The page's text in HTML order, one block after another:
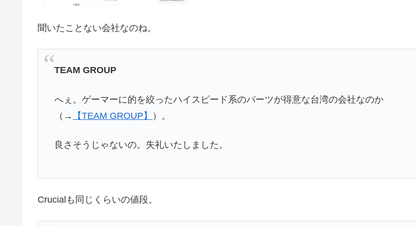
聞いたことない会社なのね。
TEAM GROUP
へぇ。ゲーマーに的を絞ったハイスピード系のパーツが得意な台湾の会社なのか
（→
【TEAM GROUP】 ）。
良さそうじゃないの。失礼いたしました。
Crucialも同じくらいの値段。